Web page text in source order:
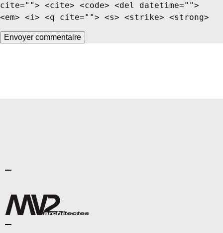
cite=""> <cite> <code> <del datetime="">
<em> <i> <q cite=""> <s> <strike> <strong>